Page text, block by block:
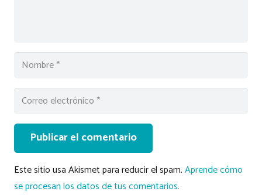
Publicar el comentario
Este sitio usa Akismet para reducir el spam.Aprende cómo
se procesan los datos de tus comentarios.